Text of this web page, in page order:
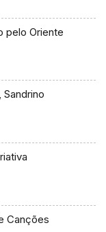
pelo Oriente
Canções